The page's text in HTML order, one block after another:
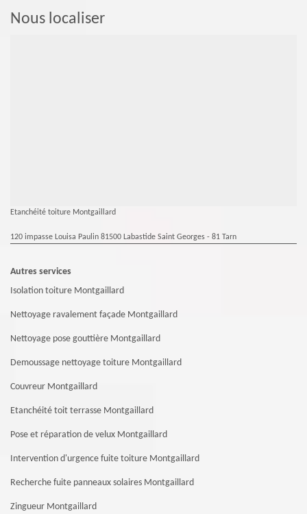
Nous localiser
Etanchéité toiture Montgaillard
120 impasse Louisa Paulin 81500 Labastide Saint Georges - 81 Tarn
Autres services
Isolation toiture Montgaillard
Nettoyage ravalement façade Montgaillard
Nettoyage pose gouttière Montgaillard
Demoussage nettoyage toiture Montgaillard
Couvreur Montgaillard
Etanchéité toit terrasse Montgaillard
Pose et réparation de velux Montgaillard
Intervention d'urgence fuite toiture Montgaillard
Recherche fuite panneaux solaires Montgaillard
Zingueur Montgaillard